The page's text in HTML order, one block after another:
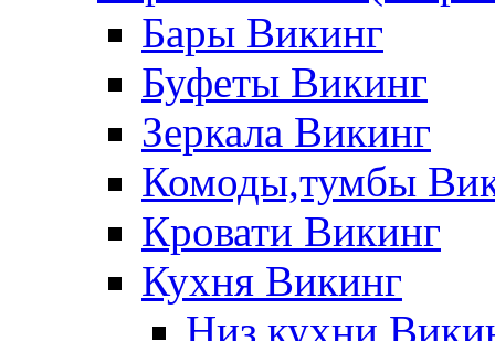
Бары Викинг
Буфеты Викинг
Зеркала Викинг
Комоды,тумбы
Кровати Викинг
Кухня Викинг
Низ кухни